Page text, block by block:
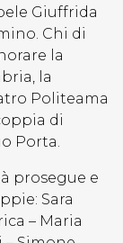
Giuffrida
Chi di
la
la
Politeama
di
Porta.
prosegue e
Sara
– Maria